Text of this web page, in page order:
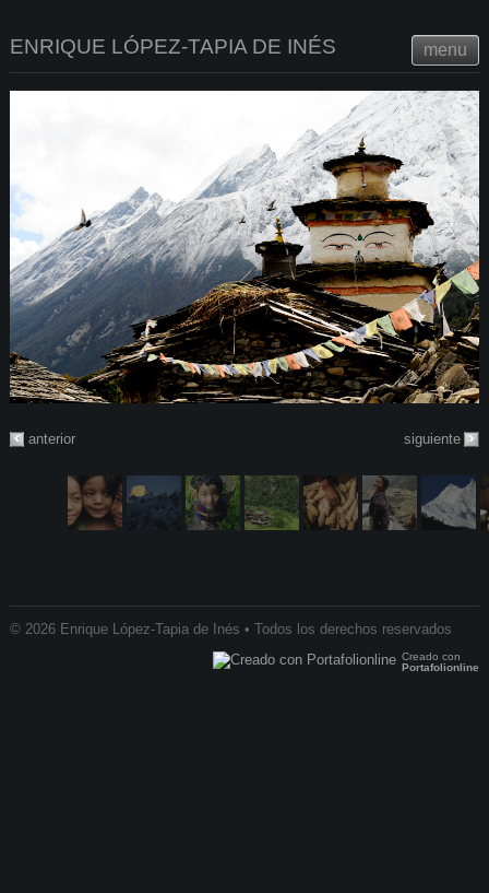
menu
ENRIQUE LÓPEZ-TAPIA DE INÉS
anterior siguiente
© 2026 Enrique López-Tapia de Inés • Todos los derechos reservados
Creado con
Portafolionline